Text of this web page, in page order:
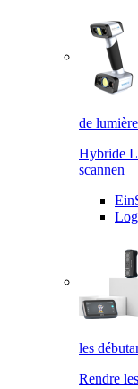
de
Hybride
scannen
les
Rendre